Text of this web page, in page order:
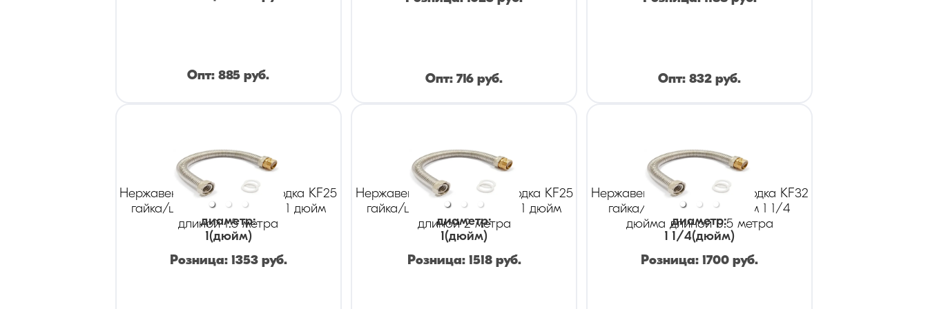
Опт:885 руб. Опт: 716 руб. Опт:832 руб.
Нержавеющая гибкая подводка KF25
гайка/штуцер диаметром 1 дюйм
длиной 1.5 метра
диаметр:
1 (дюйм)
Розница: 1353руб.
Нержавеющая гибкая подводка KF25
гайка/штуцер диаметром 1 дюйм
длиной 2 метра
диаметр:
1 (дюйм)
Розница: 1518руб.
Нержавеющая гибкая подводка KF32
гайка/штуцер диаметром 1 1/4
дюйма длиной 0.5 метра
диаметр:
1 1/4(дюйм)
Розница:1700 руб.